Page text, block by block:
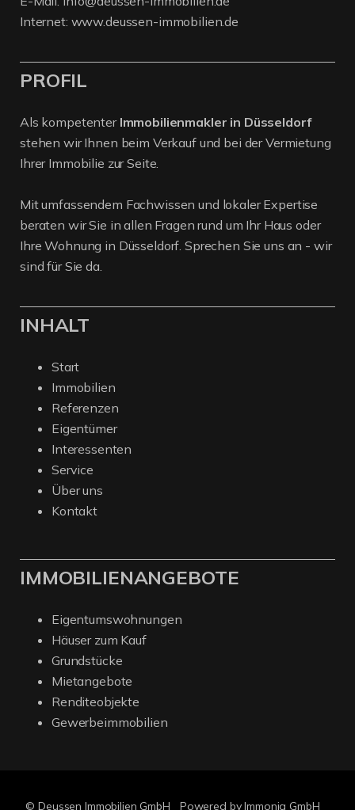
Internet: www.deussen-immobilien.de
PROFIL
Als kompetenter Immobilienmakler in Düsseldorf
stehen wir Ihnen beim Verkauf und bei der Vermietung
Ihrer Immobilie zur Seite.
Mit umfassendem Fachwissen und lokaler Expertise
beraten wir Sie in allen Fragen rund um Ihr Haus oder
Ihre Wohnung in Düsseldorf. Sprechen Sie uns an - wir
sind für Sie da.
INHALT
Start
Immobilien
Referenzen
Eigentümer
Interessenten
Service
Über uns
Kontakt
IMMOBILIENANGEBOTE
Eigentumswohnungen
Häuser zum Kauf
Grundstücke
Mietangebote
Renditeobjekte
Gewerbeimmobilien
© Deussen Immobilien GmbH Powered by Immonia GmbH